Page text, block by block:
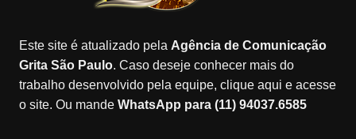
Este site é atualizado pela Agência de Comunicação
Grita São Paulo. Caso deseje conhecer mais do
trabalho desenvolvido pela equipe, clique aqui e acesse
o site. Ou mande WhatsApp para (11) 94037.6585